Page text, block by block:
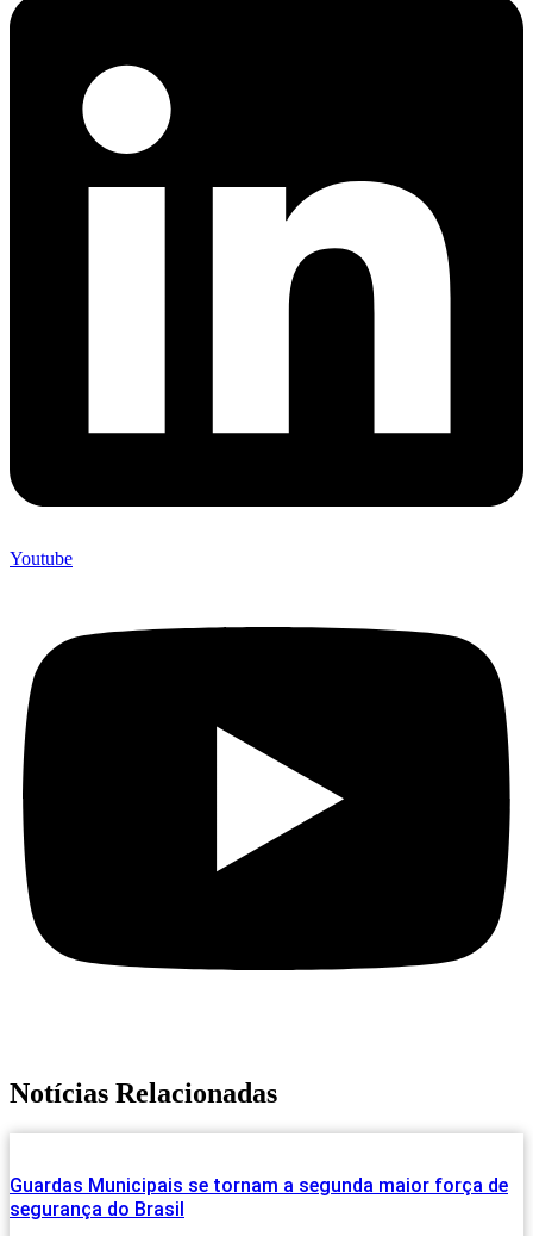
Youtube
Notícias Relacionadas
Guardas Municipais se tornam a segunda maior força de
segurança do Brasil